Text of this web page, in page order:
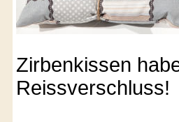
Zirbenkissen
Reissverschluss!